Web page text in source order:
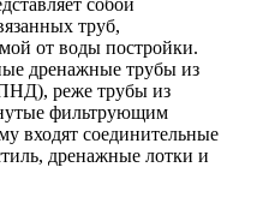
собой
труб,
от воды постройки.
дренажные трубы из
реже трубы из
фильтрующим
входят соединительные
дренажные лотки и